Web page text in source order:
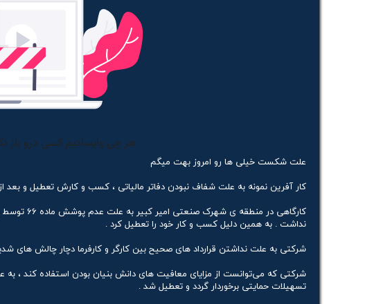
علت شکست خیلی ها رو امروز بهت میگم
کار آفرین نمونه به علت شفاف نبودن دفاتر مالیاتی ، کسب و کارش تعطیل و
کارگاهی
نداشت . به همین دلیل کسب و کار خود را تعطیل کرد .
شرکتی به علت نداشتن قرارداد های صحیح بین کارگر و کارفرما دچار چالش های
شرکتی که می‌توانست از مزایای معافیت های دانش بنیان بودن استفاده کند ،
تسهیلات حمایتی برخوردار گردد و تعطیل شد .